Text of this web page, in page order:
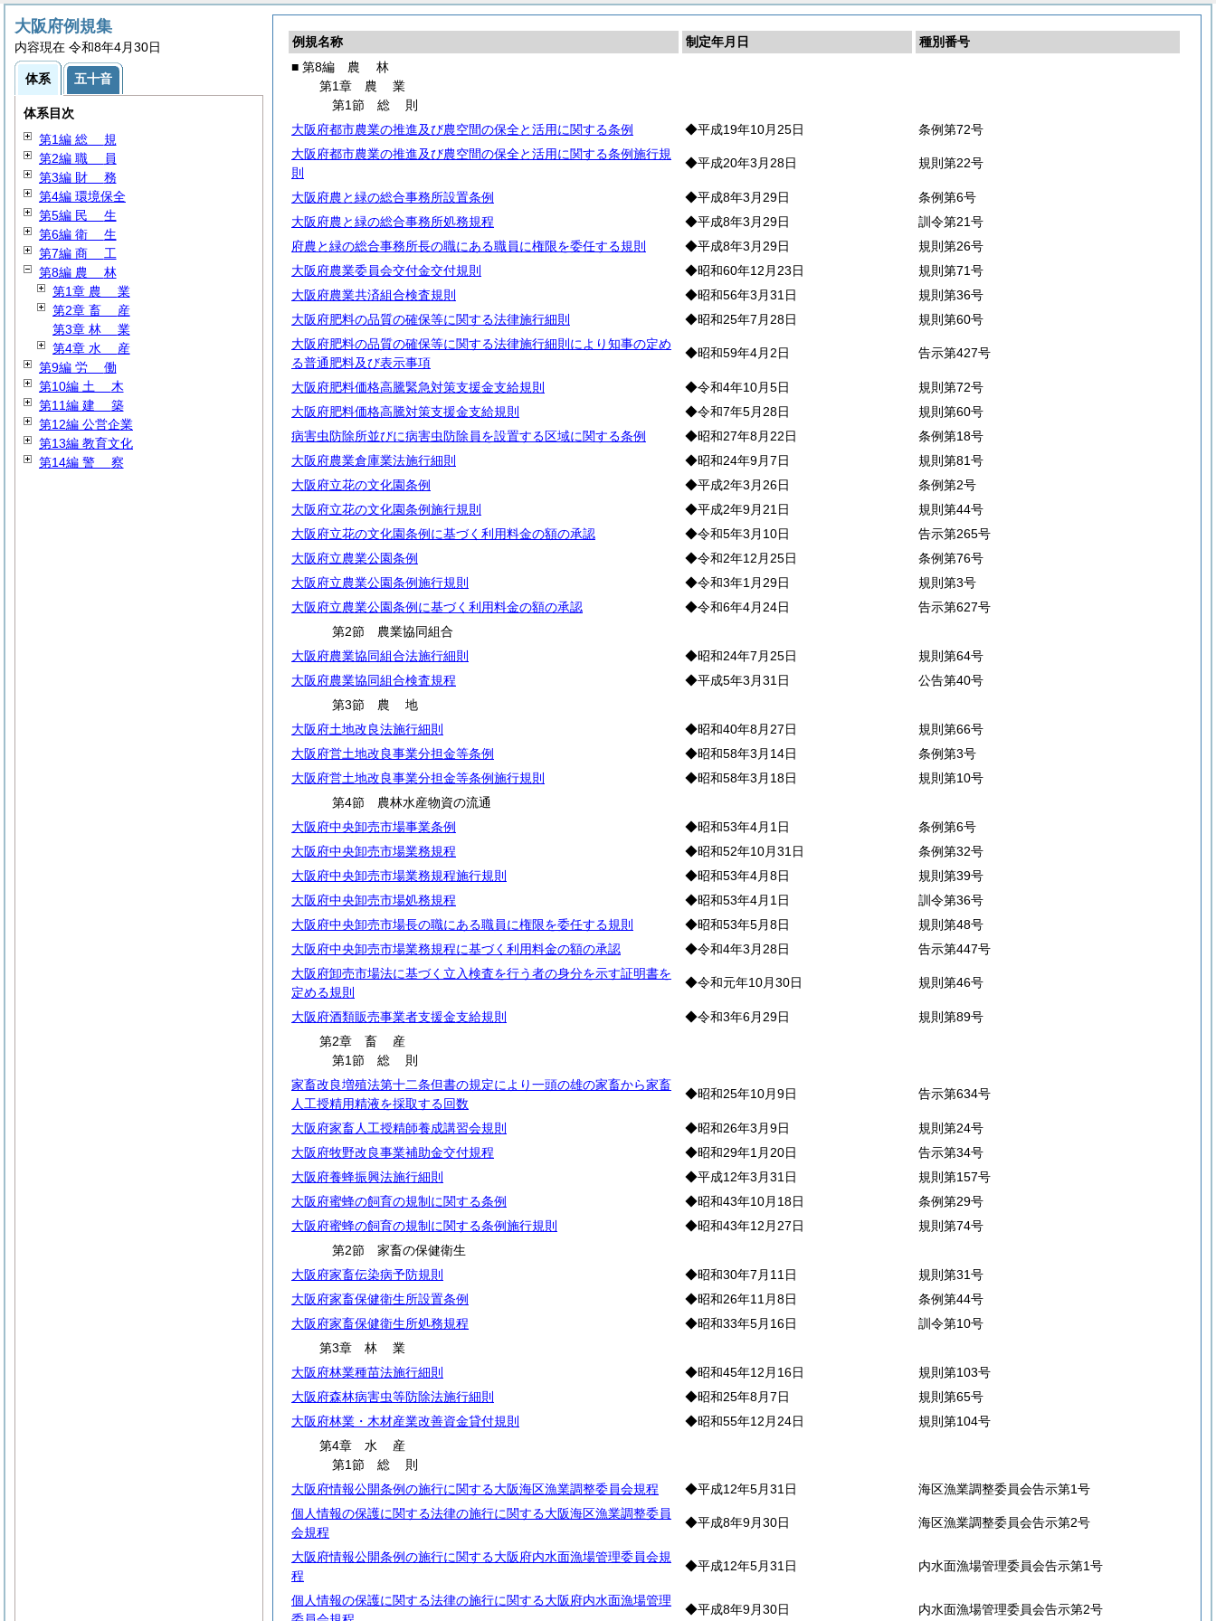
例規名称 制定年月日
種別番号
■ 第8編 農 林
第1章 農業
第1節 総 則
大阪府都市農業の推進及び農空間の保全と活用に関する条例
◆平成19年10月25日
条例第72号
大阪府都市農業の推進及び農空間の保全と活用に関する条例施行規
則
◆平成20年3月28日 規則第22号
大阪府農と緑の総合事務所設置条例 ◆平成8年3月29日
条例第6号
大阪府農と緑の総合事務所処務規程
◆平成8年3月29日
訓令第21号
府農と緑の総合事務所長の職にある職員に権限を委任する規則
◆平成8年3月29日
規則第26号
大阪府農業委員会交付金交付規則
◆昭和60年12月23日
規則第71号
大阪府農業共済組合検査規則
◆昭和56年3月31日
規則第36号
大阪府肥料の品質の確保等に関する法律施行細則
◆昭和25年7月28日
規則第60号
大阪府肥料の品質の確保等に関する法律施行細則により知事の定め
る普通肥料及び表示事項
◆昭和59年4月2日 告示第427号
大阪府肥料価格高騰緊急対策支援金支給規則 ◆令和4年10月5日
規則第72号
大阪府肥料価格高騰対策支援金支給規則
◆令和7年5月28日
規則第60号
病害虫防除所並びに病害虫防除員を設置する区域に関する条例
◆昭和27年8月22日
条例第18号
大阪府農業倉庫業法施行細則
◆昭和24年9月7日
規則第81号
大阪府立花の文化園条例
◆平成2年3月26日
条例第2号
大阪府立花の文化園条例施行規則
◆平成2年9月21日
規則第44号
大阪府立花の文化園条例に基づく利用料金の額の承認
◆令和5年3月10日
告示第265号
大阪府立農業公園条例
◆令和2年12月25日
条例第76号
大阪府立農業公園条例施行規則
◆令和3年1月29日
規則第3号
大阪府立農業公園条例に基づく利用料金の額の承認
◆令和6年4月24日
告示第627号
第2節 農業協同組合
大阪府農業協同組合法施行細則
◆昭和24年7月25日
規則第64号
大阪府農業協同組合検査規程
◆平成5年3月31日
公告第40号
第3節 農地
大阪府土地改良法施行細則
◆昭和40年8月27日
規則第66号
大阪府営土地改良事業分担金等条例
◆昭和58年3月14日
条例第3号
大阪府営土地改良事業分担金等条例施行規則
◆昭和58年3月18日
規則第10号
第4節 農林水産物資の流通
大阪府中央卸売市場事業条例
◆昭和53年4月1日
条例第6号
大阪府中央卸売市場業務規程
◆昭和52年10月31日
条例第32号
大阪府中央卸売市場業務規程施行規則
◆昭和53年4月8日
規則第39号
大阪府中央卸売市場処務規程
◆昭和53年4月1日
訓令第36号
大阪府中央卸売市場長の職にある職員に権限を委任する規則
◆昭和53年5月8日
規則第48号
大阪府中央卸売市場業務規程に基づく利用料金の額の承認
◆令和4年3月28日
告示第447号
大阪府卸売市場法に基づく立入検査を行う者の身分を示す証明書を
定める規則
◆令和元年10月30日 規則第46号
大阪府酒類販売事業者支援金支給規則 ◆令和3年6月29日
規則第89号
第2章 畜 産
第1節 総 則
家畜改良増殖法第十二条但書の規定により一頭の雄の家畜から家畜
人工授精用精液を採取する回数
◆昭和25年10月9日 告示第634号
大阪府家畜人工授精師養成講習会規則 ◆昭和26年3月9日
規則第24号
大阪府牧野改良事業補助金交付規程
◆昭和29年1月20日
告示第34号
大阪府養蜂振興法施行細則
◆平成12年3月31日
規則第157号
大阪府蜜蜂の飼育の規制に関する条例
◆昭和43年10月18日
条例第29号
大阪府蜜蜂の飼育の規制に関する条例施行規則
◆昭和43年12月27日
規則第74号
第2節 家畜の保健衛生
大阪府家畜伝染病予防規則
◆昭和30年7月11日
規則第31号
大阪府家畜保健衛生所設置条例
◆昭和26年11月8日
条例第44号
大阪府家畜保健衛生所処務規程
◆昭和33年5月16日
訓令第10号
第3章 林業
大阪府林業種苗法施行細則
◆昭和45年12月16日
規則第103号
大阪府森林病害虫等防除法施行細則
◆昭和25年8月7日
規則第65号
大阪府林業・木材産業改善資金貸付規則
◆昭和55年12月24日
規則第104号
第4章 水 産
第1節 総 則
大阪府情報公開条例の施行に関する大阪海区漁業調整委員会規程
◆平成12年5月31日
海区漁業調整委員会告示第1号
個人情報の保護に関する法律の施行に関する大阪海区漁業調整委員
会規程
◆平成8年9月30日 海区漁業調整委員会告示第2号
大阪府情報公開条例の施行に関する大阪府内水面漁場管理委員会規
程
◆平成12年5月31日 内水面漁場管理委員会告示第1号
個人情報の保護に関する法律の施行に関する大阪府内水面漁場管理
◆平成8年9月30日 内水面漁場管理委員会告示第2号
大阪府例規集
内容現在 令和8年4月30日
体系 五十音
体系目次
第1編 総 規
第2編 職
員
第3編 財 務
第4編 環境保全
第5編 民 生
第6編 衛 生
第7編 商 工
第8編 農 林
第1章 農 業
第2章 畜 産
第3章 林 業
第4章 水 産
第9編 労 働
第10編 土 木
第11編 建 築
第12編 公営企業
第13編 教育文化
第14編 警 察